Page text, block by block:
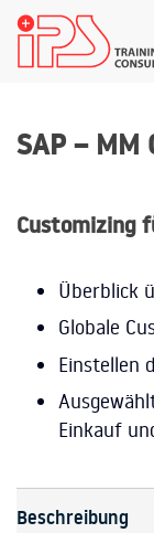
SAP –
Customizing
Überblick
Globale
Einstellen
Einkauf
Beschreibung